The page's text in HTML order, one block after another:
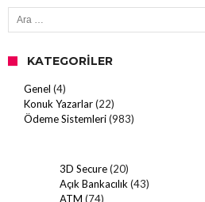
Arama:
KATEGORILER
Genel (4)
Konuk Yazarlar(22)
Ödeme Sistemleri(983)
3D Secure(20)
Açık Bankacılık(43)
ATM (74)